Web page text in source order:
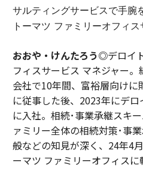
サルティングサービスで手腕
トーマツ ファミリーオフィス
おおや・けんたろう◎デロイ
フィスサービス マネジャー
会社で10年間、富裕層向け
に従事した後、2023年にデ
に入社。相続･事業承継スキ
ァミリー全体の相続対策･事
般などの知見が深く、24年4
ーマツ ファミリーオフィスに